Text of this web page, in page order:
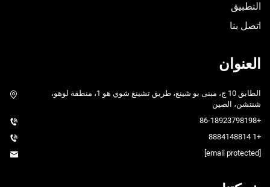
التطبيق
اتصل بنا
العنوان
الطابق 10 ج، مبنى بو شينغ، طريق تشينغ شوي هو 1، منطقة لوهو،
شنتشن، الصين
+86-18923798198
+1 8884148814